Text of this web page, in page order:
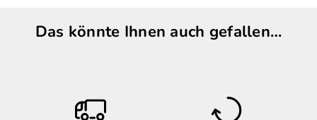
Das könnte Ihnen auch gefallen…